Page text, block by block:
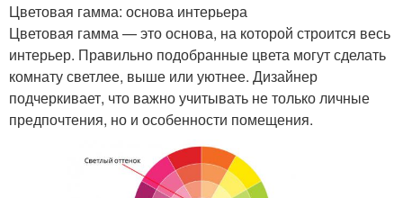
Цветовая гамма: основа интерьера
Цветовая гамма — это основа, на которой строится весь
интерьер. Правильно подобранные цвета могут сделать
комнату светлее, выше или уютнее. Дизайнер
подчеркивает, что важно учитывать не только личные
предпочтения, но и особенности помещения.